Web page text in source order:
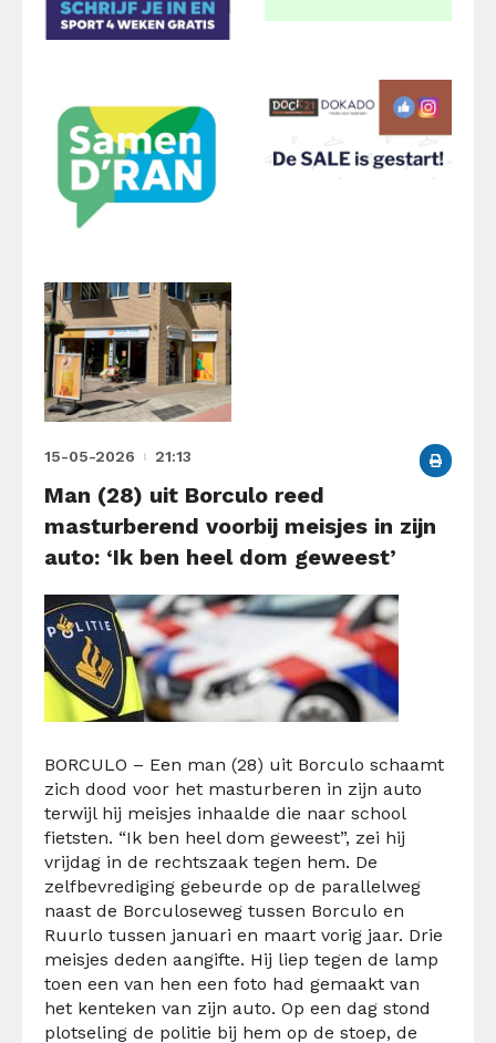
15-05-2026 21:13
Man (28) uit Borculo reed
masturberend voorbij meisjes in zijn
auto: ‘Ik ben heel dom geweest’
BORCULO – Een man (28) uit Borculo schaamt
zich dood voor het masturberen in zijn auto
terwijl hij meisjes inhaalde die naar school
fietsten. “Ik ben heel dom geweest”, zei hij
vrijdag in de rechtszaak tegen hem. De
zelfbevrediging gebeurde op de parallelweg
naast de Borculoseweg tussen Borculo en
Ruurlo tussen januari en maart vorig jaar. Drie
meisjes deden aangifte. Hij liep tegen de lamp
toen een van hen een foto had gemaakt van
het kenteken van zijn auto. Op een dag stond
plotseling de politie bij hem op de stoep, de